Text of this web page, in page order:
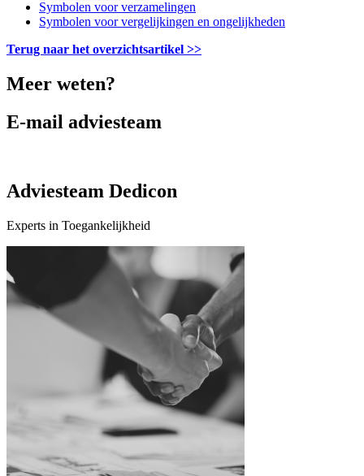
Symbolen voor verzamelingen
Symbolen voor vergelijkingen en ongelijkheden
Terug naar het overzichtsartikel >>
Meer weten?
E-mail adviesteam
Adviesteam Dedicon
Experts in Toegankelijkheid